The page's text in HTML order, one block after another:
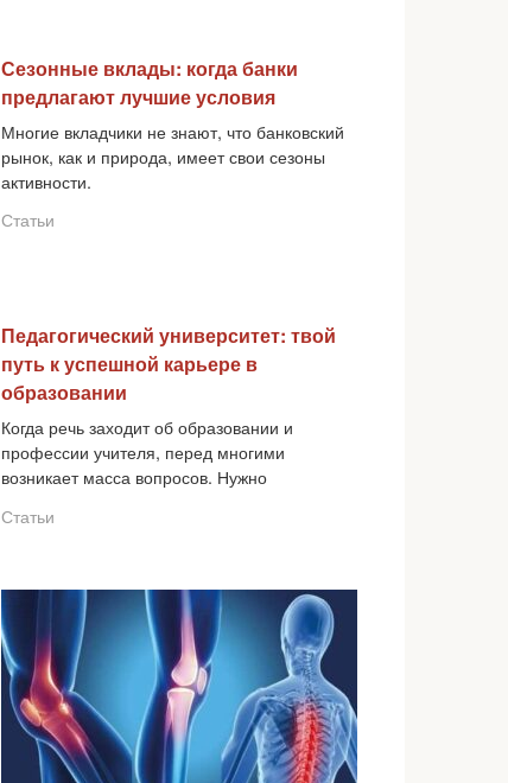
Сезонные вклады: когда банки
предлагают лучшие условия
Многие вкладчики не знают, что банковский
рынок, как и природа, имеет свои сезоны
активности.
Статьи
Педагогический университет: твой
путь к успешной карьере в
образовании
Когда речь заходит об образовании и
профессии учителя, перед многими
возникает масса вопросов. Нужно
Статьи